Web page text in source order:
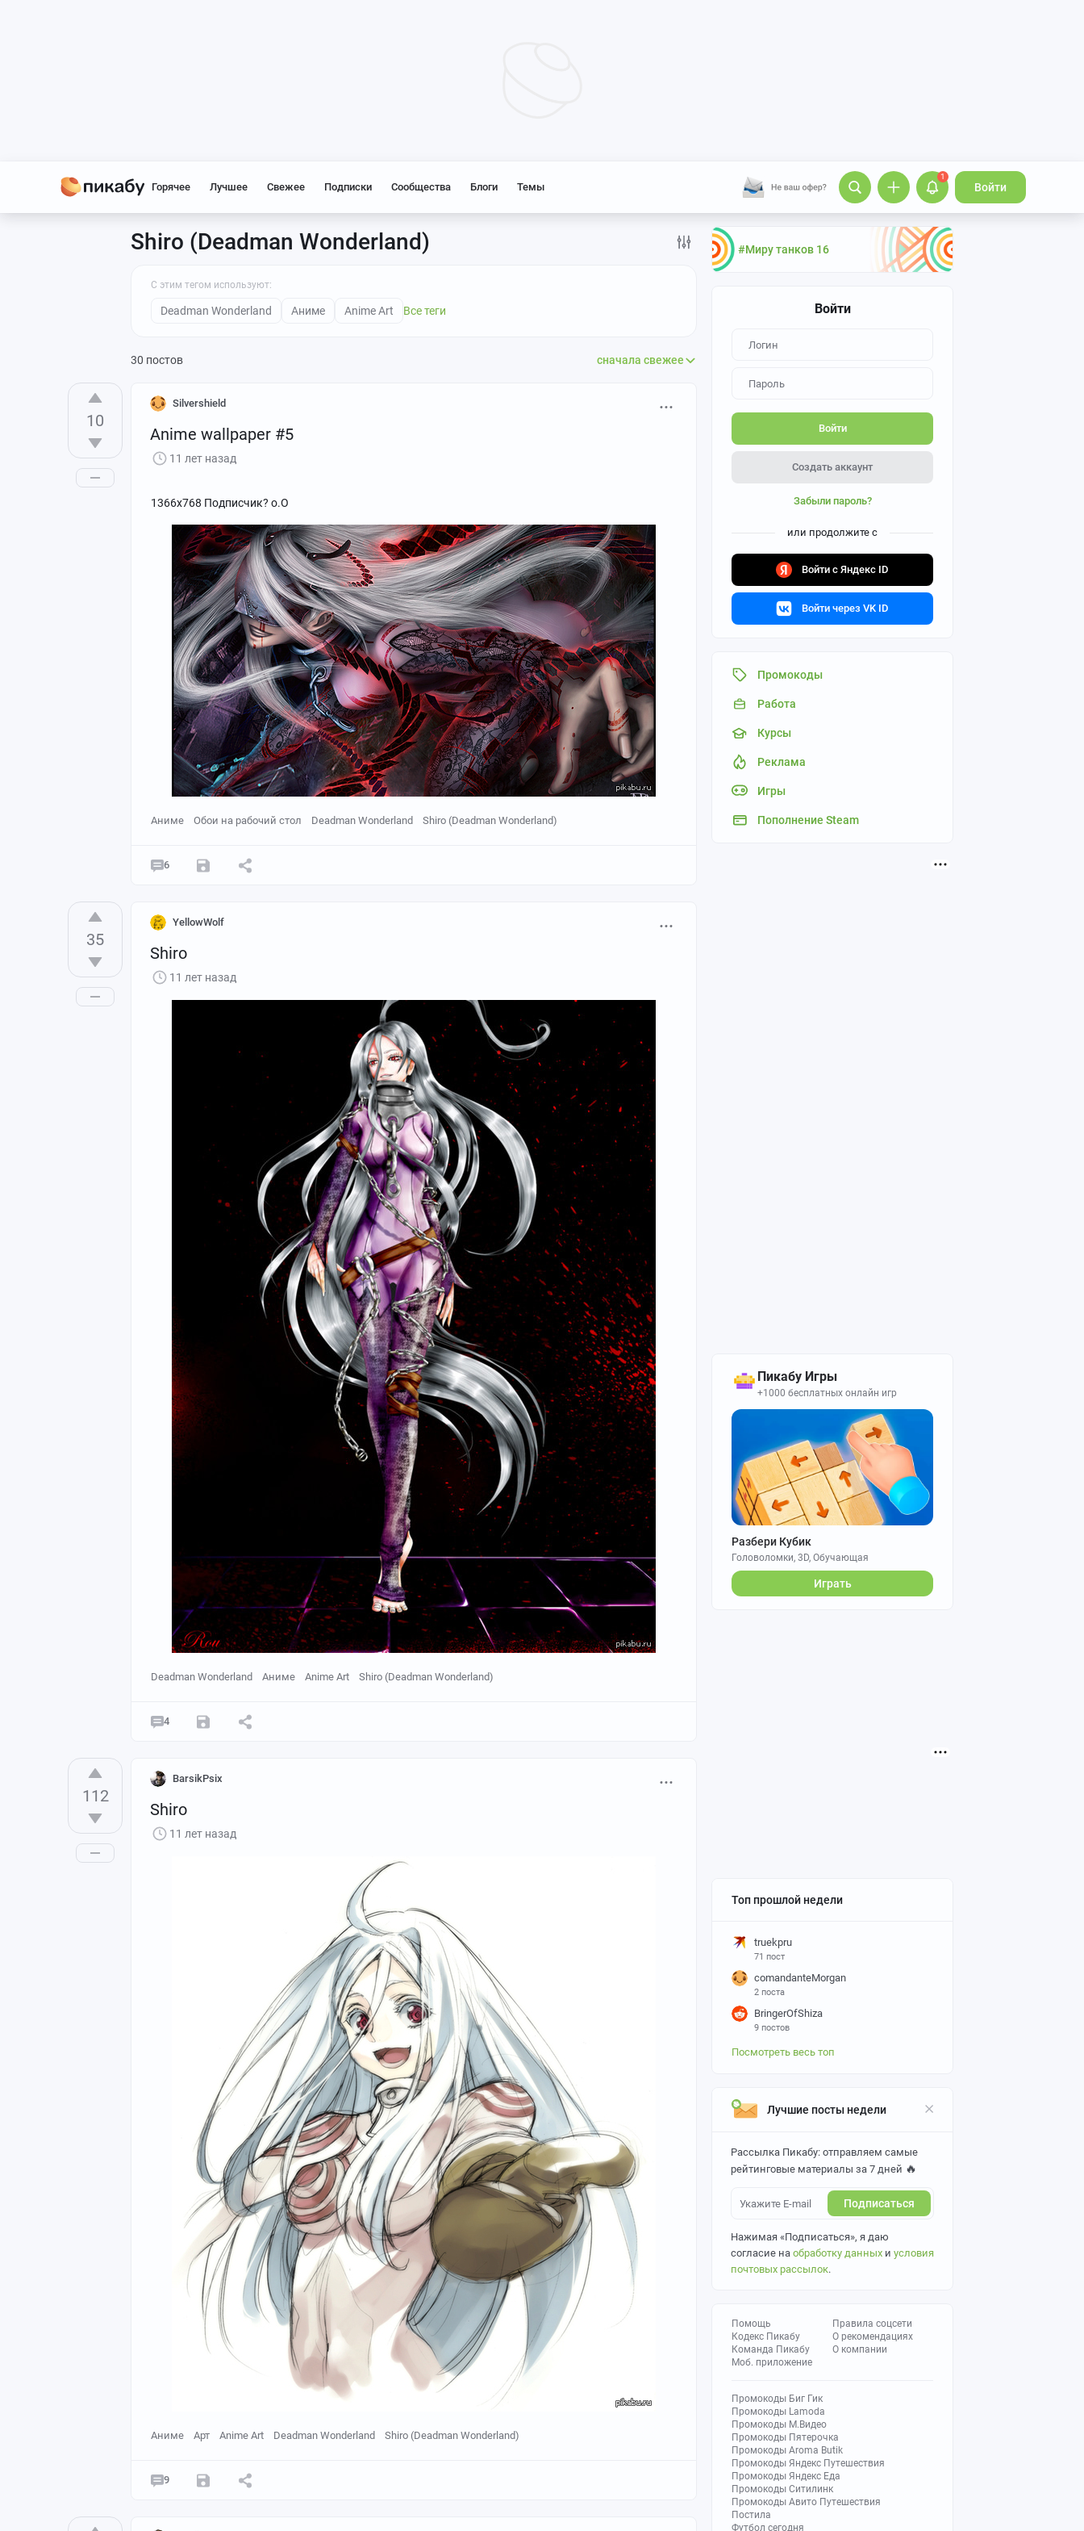
Горячее Лучшее Свежее Подписки Сообщества Блоги Темы
1
Войти
#Миру танков 16
Войти
Войти
Создать аккаунт
Забыли пароль?
или продолжите с
Войти с Яндекс ID
Войти через VK ID
Промокоды
Работа
Курсы
Реклама
Игры
Пополнение Steam
Пикабу Игры
+1000 бесплатных онлайн игр
Разбери Кубик
Головоломки, 3D, Обучающая
Играть
Топ прошлой недели
truekpru
71 пост
comandanteMorgan
2 поста
BringerOfShiza
9 постов
Посмотреть весь топ
Лучшие посты недели
Рассылка Пикабу: отправляем самые
рейтинговые материалы за 7 дней 🔥
Подписаться
Нажимая «Подписаться», я даю
согласие на обработку данных и условия
почтовых рассылок.
Помощь
Кодекс Пикабу
Команда Пикабу
Моб. приложение
Правила соцсети
О рекомендациях
О компании
Промокоды Биг Гик
Промокоды Lamoda
Промокоды М.Видео
Промокоды Пятерочка
Промокоды Aroma Butik
Промокоды Яндекс Путешествия
Промокоды Яндекс Еда
Промокоды Ситилинк
Промокоды Авито Путешествия
Постила
Футбол сегодня
Shiro (Deadman Wonderland)
С этим тегом используют:
Deadman Wonderland Аниме Anime Art Все теги
30 постов сначала свежее
10
Silvershield
Anime wallpaper #5
11 лет назад
1366x768 Подписчик? о.О
Аниме Обои на рабочий стол Deadman Wonderland Shiro (Deadman Wonderland)
6
35
YellowWolf
Shiro
11 лет назад
Deadman Wonderland Аниме Anime Art Shiro (Deadman Wonderland)
4
112
BarsikPsix
Shiro
11 лет назад
Аниме Арт Anime Art Deadman Wonderland Shiro (Deadman Wonderland)
9